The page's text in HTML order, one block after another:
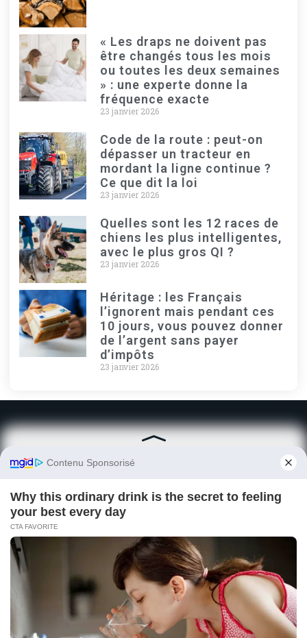
« Les draps ne doivent pas
être changés tous les mois
ou toutes les deux semaines
» : une experte donne la
fréquence exacte
23 janvier 2026
Code de la route : peut-on
dépasser un tracteur en
mordant la ligne continue ?
Ce que dit la loi
23 janvier 2026
Quelles sont les 12 races de
chiens les plus intelligentes,
avec le plus gros QI ?
23 janvier 2026
Héritage : les Français
l’ignorent mais pendant ces
10 jours, vous pouvez donner
de l’argent sans payer
d’impôts
23 janvier 2026
Contact
contact@eg-taqueria.fr
06 91 24 75 63